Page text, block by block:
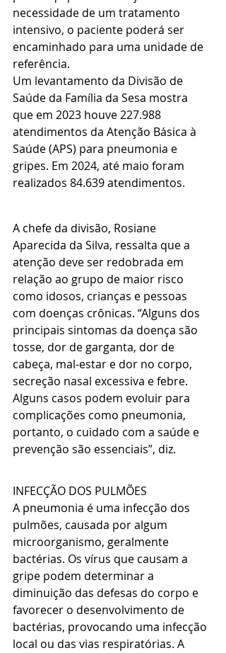
necessidade de um tratamento
intensivo, o paciente poderá ser
encaminhado para uma unidade de
referência.
Um levantamento da Divisão de
Saúde da Família da Sesa mostra
que em 2023 houve 227.988
atendimentos da Atenção Básica à
Saúde (APS) para pneumonia e
gripes. Em 2024, até maio foram
realizados 84.639 atendimentos.
A chefe da divisão, Rosiane
Aparecida da Silva, ressalta que a
atenção deve ser redobrada em
relação ao grupo de maior risco
como idosos, crianças e pessoas
com doenças crônicas. “Alguns dos
principais sintomas da doença são
tosse, dor de garganta, dor de
cabeça, mal-estar e dor no corpo,
secreção nasal excessiva e febre.
Alguns casos podem evoluir para
complicações como pneumonia,
portanto, o cuidado com a saúde e
prevenção são essenciais”, diz.
INFECÇÃO DOS PULMÕES
A pneumonia é uma infecção dos
pulmões, causada por algum
microorganismo, geralmente
bactérias. Os vírus que causam a
gripe podem determinar a
diminuição das defesas do corpo e
favorecer o desenvolvimento de
bactérias, provocando uma infecção
local ou das vias respiratórias. A